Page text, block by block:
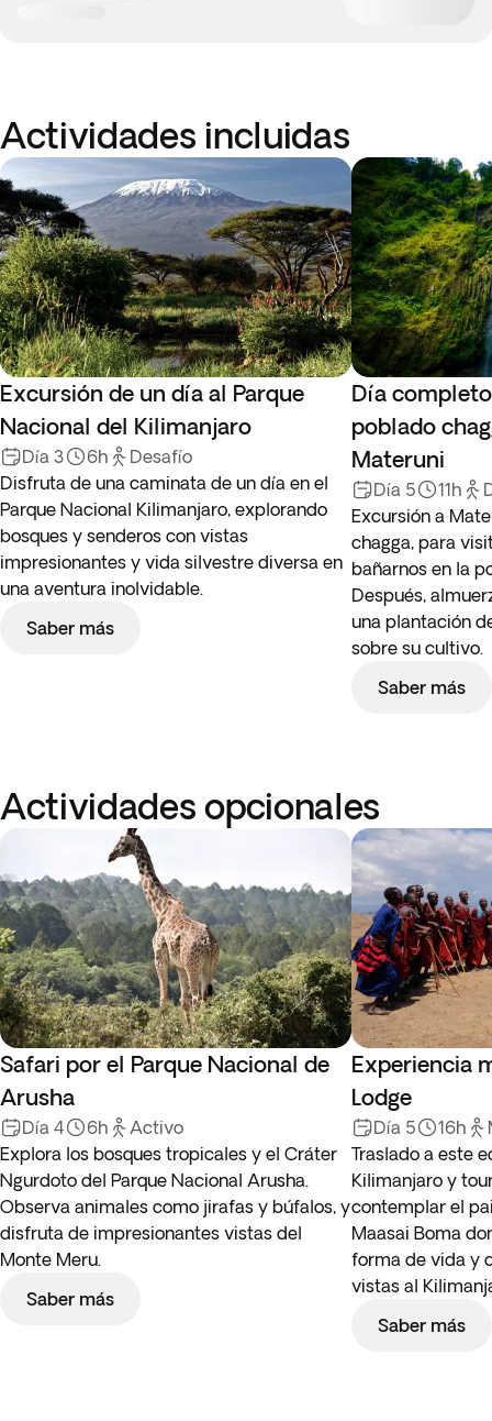
Actividades incluidas
Excursión de un día al Parque
Nacional del Kilimanjaro
Día 3 6h
Desafío
Disfruta de una caminata de un día en el
Parque Nacional Kilimanjaro, explorando
bosques y senderos con vistas
impresionantes y vida silvestre diversa en
una aventura inolvidable.
Saber más
Día
poblado
Materuni
Día 5 11h
Excursión a
chagga, para
bañarnos en la
Después,
una plantación
sobre su cultivo.
Saber más
Actividades opcionales
Safari por el Parque Nacional de
Arusha
Día 4 6h
Activo
Explora los bosques tropicales y el Cráter
Ngurdoto del Parque Nacional Arusha.
Observa animales como jirafas y búfalos, y
disfruta de impresionantes vistas del
Monte Meru.
Saber más
Experiencia
Lodge
Día 5 16h
Traslado a este
Kilimanjaro y
contemplar el
Maasai Boma
forma de vida y
vistas al
Saber más